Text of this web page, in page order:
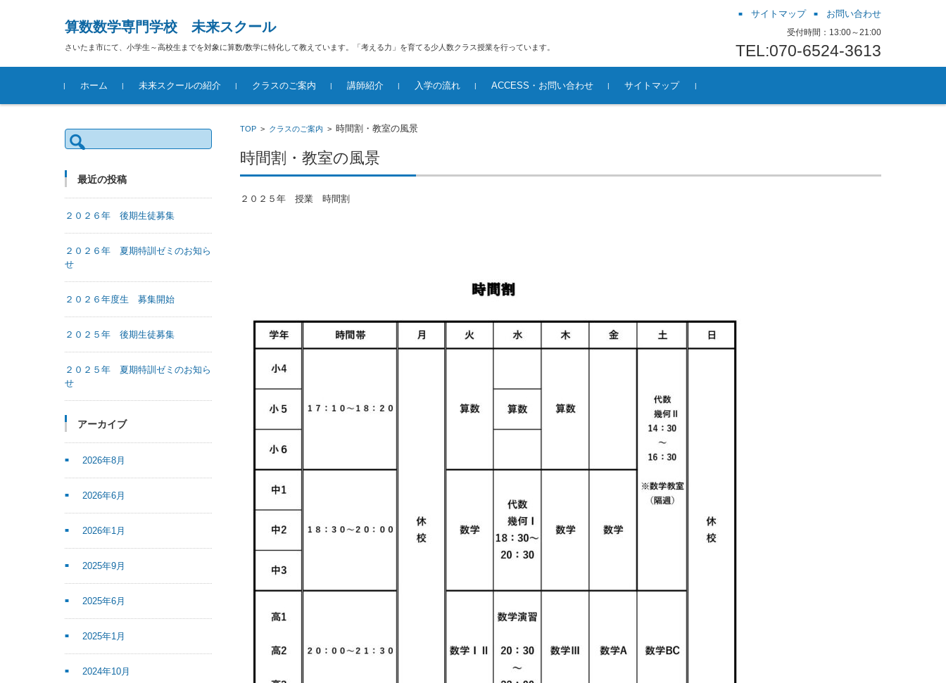
算数数学専門学校 未来スクール
さいたま市にて、小学生～高校生までを対象に算数/数学に特化して教えています。「考える力」を育てる少人数クラス授業を行っています。
サイトマップ お問い合わせ
受付時間：13:00～21:00
TEL:070-6524-3613
コンテンツに移動
ホーム
未来スクールの紹介 クラスのご案内
ラス制授業
講師紹介 入学の流れ ACCESS・お問い合わせ サイトマップ
TOP> クラスのご案内 > 時間割・教室の風景
時間割・教室の風景
２０２５年 授業 時間割
検
索:
最近の投稿
２０２６年 後期生徒募集
２０２６年 夏期特訓ゼミのお知ら
せ
２０２６年度生 募集開始
２０２５年 後期生徒募集
２０２５年 夏期特訓ゼミのお知ら
せ
アーカイブ
2026年8月
2026年6月
2026年1月
2025年9月
2025年6月
2025年1月
2024年10月